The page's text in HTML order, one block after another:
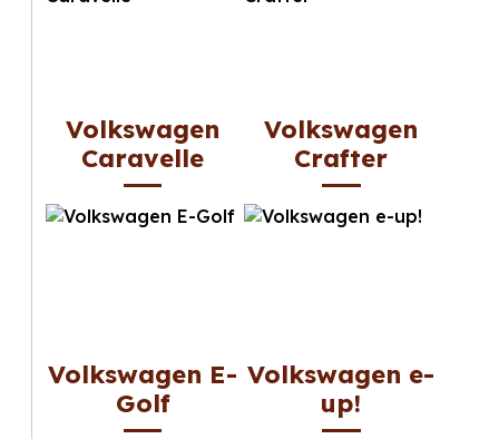
Volkswagen
Caravelle
Volkswagen
Crafter
Volkswagen E-
Golf
Volkswagen e-
up!